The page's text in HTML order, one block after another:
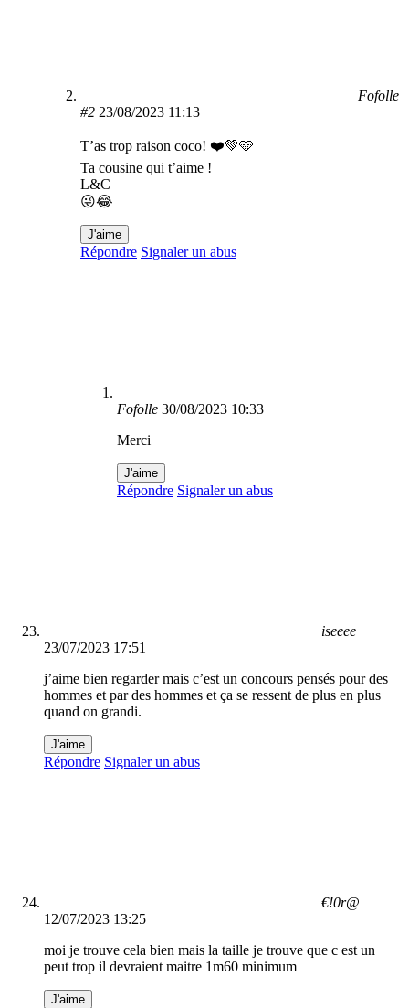
Fofolle
#2 23/08/2023 11:13
T’as trop raison coco! ❤️💚🩵
Ta cousine qui t’aime !
L&C
😜😂
J'aime
Répondre Signaler un abus
Fofolle 30/08/2023 10:33
Merci
J'aime
Répondre Signaler un abus
iseeee
23/07/2023 17:51
j’aime bien regarder mais c’est un concours pensés pour des
hommes et par des hommes et ça se ressent de plus en plus
quand on grandi.
J'aime
Répondre Signaler un abus
€!0r@
12/07/2023 13:25
moi je trouve cela bien mais la taille je trouve que c est un
peut trop il devraient maitre 1m60 minimum
J'aime